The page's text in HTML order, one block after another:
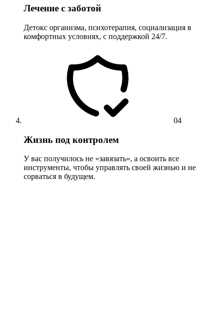
Лечение с заботой
Детокс организма, психотерапия, социализация в
комфортных условиях, с поддержкой 24/7.
04
Жизнь под контролем
У вас получилось не «завязать», а освоить все
инструменты, чтобы управлять своей жизнью и не
сорваться в будущем.